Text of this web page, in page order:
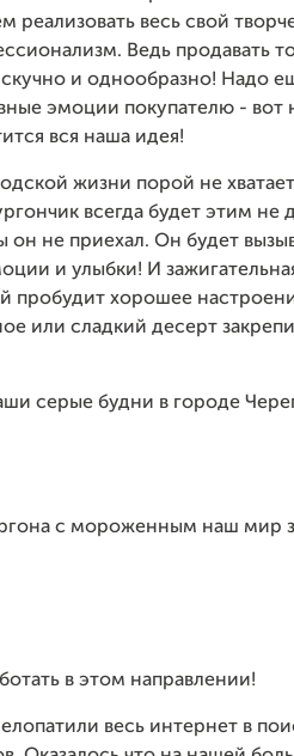
весь свой
Ведь продавать
и однообразно! Надо
эмоции покупателю - вот
вся наша идея!
жизни порой не
всегда будет этим
он не приехал. Он будет
и улыбки! И
пробудит хорошее
или сладкий десерт
серые будни в городе
с мороженным наш мир
в этом направлении!
весь интернет в